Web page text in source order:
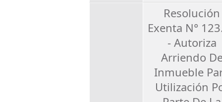
Resolución
Exenta N°
- Autoriza
Arriendo
Inmueble
Utilización